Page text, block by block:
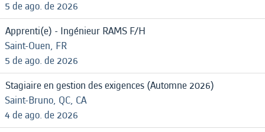
5 de ago. de 2026
Apprenti(e) - Ingénieur RAMS F/H
Saint-Ouen, FR
5 de ago. de 2026
Stagiaire en gestion des exigences (Automne 2026)
Saint-Bruno, QC, CA
4 de ago. de 2026